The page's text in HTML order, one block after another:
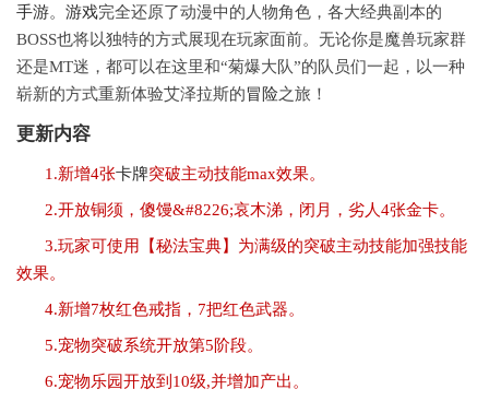
手游。 游戏完全还原了动漫中的人物角色，各大经典副本的
BOSS也将以独特的方式展现在玩家面前。无论你是魔兽玩家群
还是MT迷，都可以在这里和“菊爆大队”的队员们一起，以一种
崭新的方式重新体验艾泽拉斯的冒险之旅！
更新内容
1.新增4张卡牌突破主动技能max效果。
2.开放铜须，傻馒&#8226;哀木涕，闭月，劣人4张金卡。
3.玩家可使用【秘法宝典】为满级的突破主动技能加强技能
效果。
4.新增7枚红色戒指，7把红色武器。
5.宠物突破系统开放第5阶段。
6.宠物乐园开放到10级,并增加产出。